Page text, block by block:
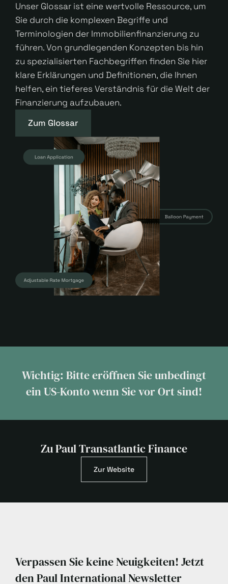
Unser Glossar ist eine wertvolle Ressource, um
Sie durch die komplexen Begriffe und
Terminologien der Immobilienfinanzierung zu
führen. Von grundlegenden Konzepten bis hin
zu spezialisierten Fachbegriffen finden Sie hier
klare Erklärungen und Definitionen, die Ihnen
helfen, ein tieferes Verständnis für die Welt der
Finanzierung aufzubauen.
Zum Glossar
Wichtig: Bitte eröffnen Sie unbedingt
ein US-Konto wenn Sie vor Ort sind!
Zu Paul Transatlantic Finance
Zur Website
Verpassen Sie keine Neuigkeiten! Jetzt
den Paul International Newsletter